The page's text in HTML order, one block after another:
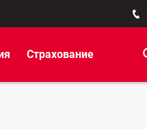
Страхование